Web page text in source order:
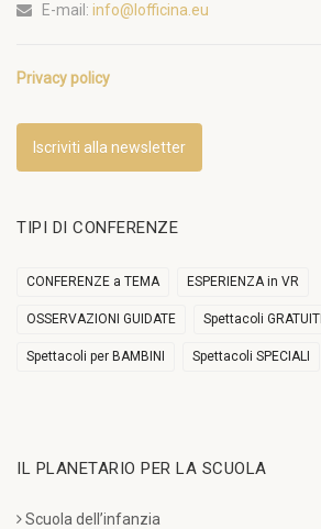
E-mail: info@lofficina.eu
Privacy policy
Iscriviti alla newsletter
TIPI DI CONFERENZE
CONFERENZE a TEMA ESPERIENZA in VR
OSSERVAZIONI GUIDATE Spettacoli GRATUITI
Spettacoli per BAMBINI Spettacoli SPECIALI
IL PLANETARIO PER LA SCUOLA
Scuola dell’infanzia